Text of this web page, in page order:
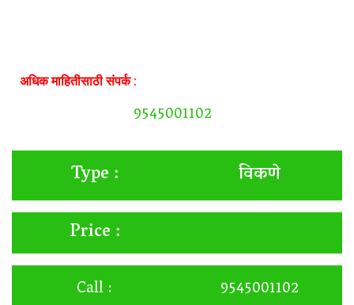
अधिक माहितीसाठी संपर्क :
9545001102
Type :
विकणे
Price :
Call :
9545001102